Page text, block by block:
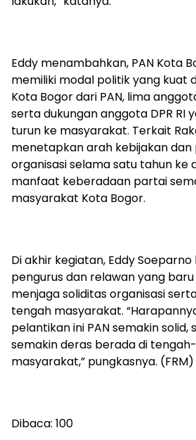
Eddy menambahkan, PAN Kota
memiliki modal politik yang kuat
Kota Bogor dari PAN, lima
serta dukungan anggota DPR RI
turun ke masyarakat. Terkait
menetapkan arah kebijakan
organisasi selama satu tahun ke
manfaat keberadaan partai
masyarakat Kota Bogor.
Di akhir kegiatan, Eddy
pengurus dan relawan yang
menjaga soliditas organisasi
tengah masyarakat.
pelantikan ini PAN semakin solid,
semakin deras berada di
masyarakat,” pungkasnya. (FRM)
Dibaca: 100